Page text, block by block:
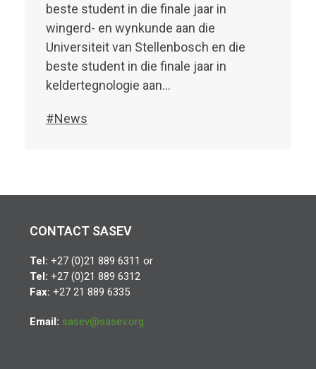
beste student in die finale jaar in
wingerd- en wynkunde aan die
Universiteit van Stellenbosch en die
beste student in die finale jaar in
keldertegnologie aan…
#News
CONTACT SASEV
Tel: +27 (0)21 889 6311 or
Tel: +27 (0)21 889 6312
Fax: +27 21 889 6335
Email: sasev@sasev.org